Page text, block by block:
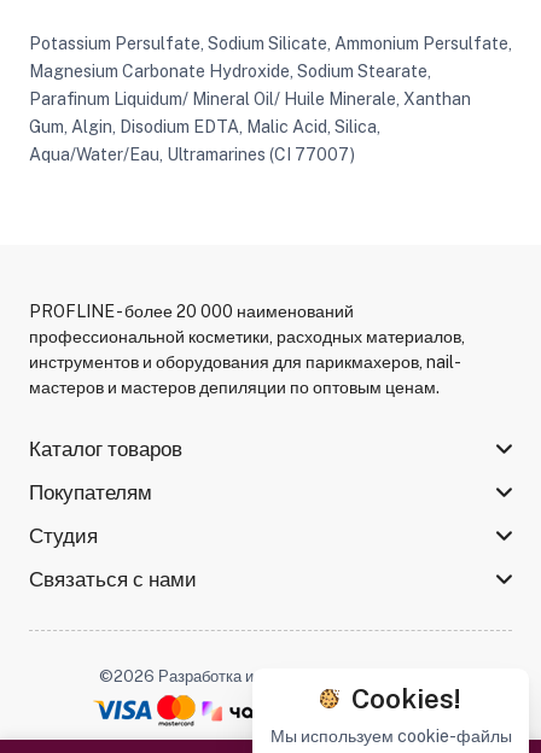
Potassium Persulfate, Sodium Silicate, Ammonium Persulfate,
Magnesium Carbonate Hydroxide, Sodium Stearate,
Parafinum Liquidum/ Mineral Oil/ Huile Minerale, Xanthan
Gum, Algin, Disodium EDTA, Malic Acid, Silica,
Aqua/Water/Eau, Ultramarines (CI 77007)
PROFLINE - более 20 000 наименований
профессиональной косметики, расходных материалов,
инструментов и оборудования для парикмахеров, nail-
мастеров и мастеров депиляции по оптовым ценам.
Каталог товаров
Покупателям
Студия
Связаться с нами
©2026 Разработка и поддержка -
Мы в соцсетях :
Cookies!
Мы используем cookie-файлы